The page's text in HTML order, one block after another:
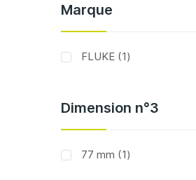
Marque
FLUKE 1article
Dimension n°3
77 mm 1article